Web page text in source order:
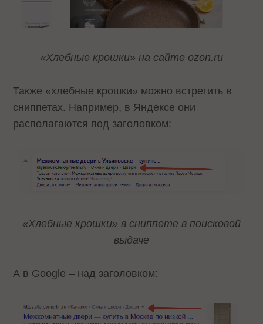
«Хлебные крошки» на сайте ozon.ru
Также «хлебные крошки» можно встретить в
сниппетах. Например, в Яндексе они
располагаются под заголовком:
«Хлебные крошки» в сниппете в поисковой
выдаче
А в Google – над заголовком: